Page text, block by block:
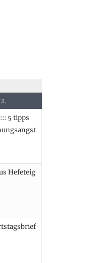
5 tipps
Hefeteig